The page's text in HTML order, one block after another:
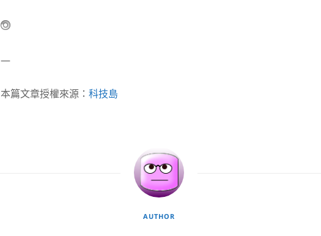
—
本篇文章授權來源： 科技島
AUTHOR